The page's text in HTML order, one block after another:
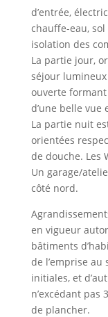
d’entrée,
chauffe-eau,
isolation des
La partie jour,
séjour
ouverte
d’une belle vue
La partie nuit
orientées
de douche. Les
Un garage/
côté nord.
en vigueur
bâtiments
de l’emprise
initiales, et
n’excédant pas
de plancher.